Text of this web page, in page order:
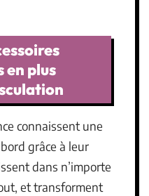
en plus
connaissent une
grâce à leur
dans n’importe
et transforment